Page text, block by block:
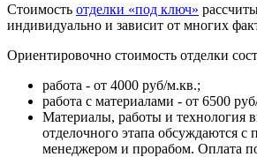
Стоимость отделки «под ключ»
индивидуально и зависит от многих
Ориентировочно стоимость отделки
работа - от 4000 руб/м.кв.;
работа с материалами - от 6500
Материалы, работы и технология
отделочного этапа обсуждаются с
менеджером и прорабом. Оплата